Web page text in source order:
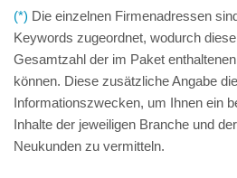
(*) Die einzelnen Firmenadressen
Keywords zugeordnet, wodurch
Gesamtzahl der im Paket
können. Diese zusätzliche Angabe
Informationszwecken, um Ihnen ein
Inhalte der jeweiligen Branche und
Neukunden zu vermitteln.